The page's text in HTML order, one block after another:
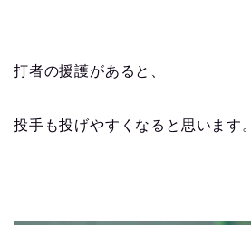
打者の援護があると、
投手も投げやすくなると思います。